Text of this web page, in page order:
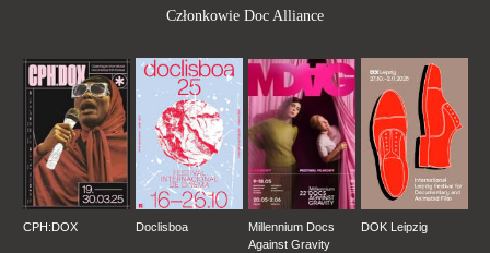
Członkowie Doc Alliance
CPH:DOX Doclisboa
Millennium Docs
Against Gravity
DOK Leipzig